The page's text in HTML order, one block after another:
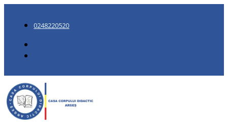
0248220520